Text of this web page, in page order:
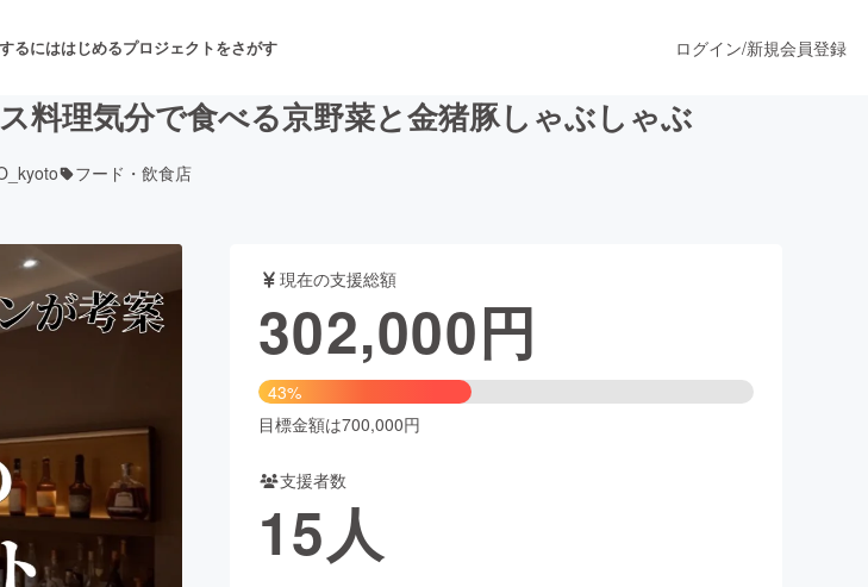
るにははじめるプロジェクトをさがす
舞台・パフォーマンス
ファッション
アニメ・漫画
ビューティー・ヘルスケア
ログイン/新規会員登録
理気分で食べる京野菜と金猪豚しゃぶしゃぶ
フード・飲食店
現在の支援総額
302,000円
43%
目標金額は700,000円
支援者数
15人